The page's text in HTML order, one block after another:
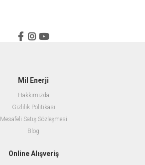
Mil Enerji
Hakkımızda
Gizlilik Politikası
Mesafeli Satış Sözleşmesi
Blog
Online Alışveriş